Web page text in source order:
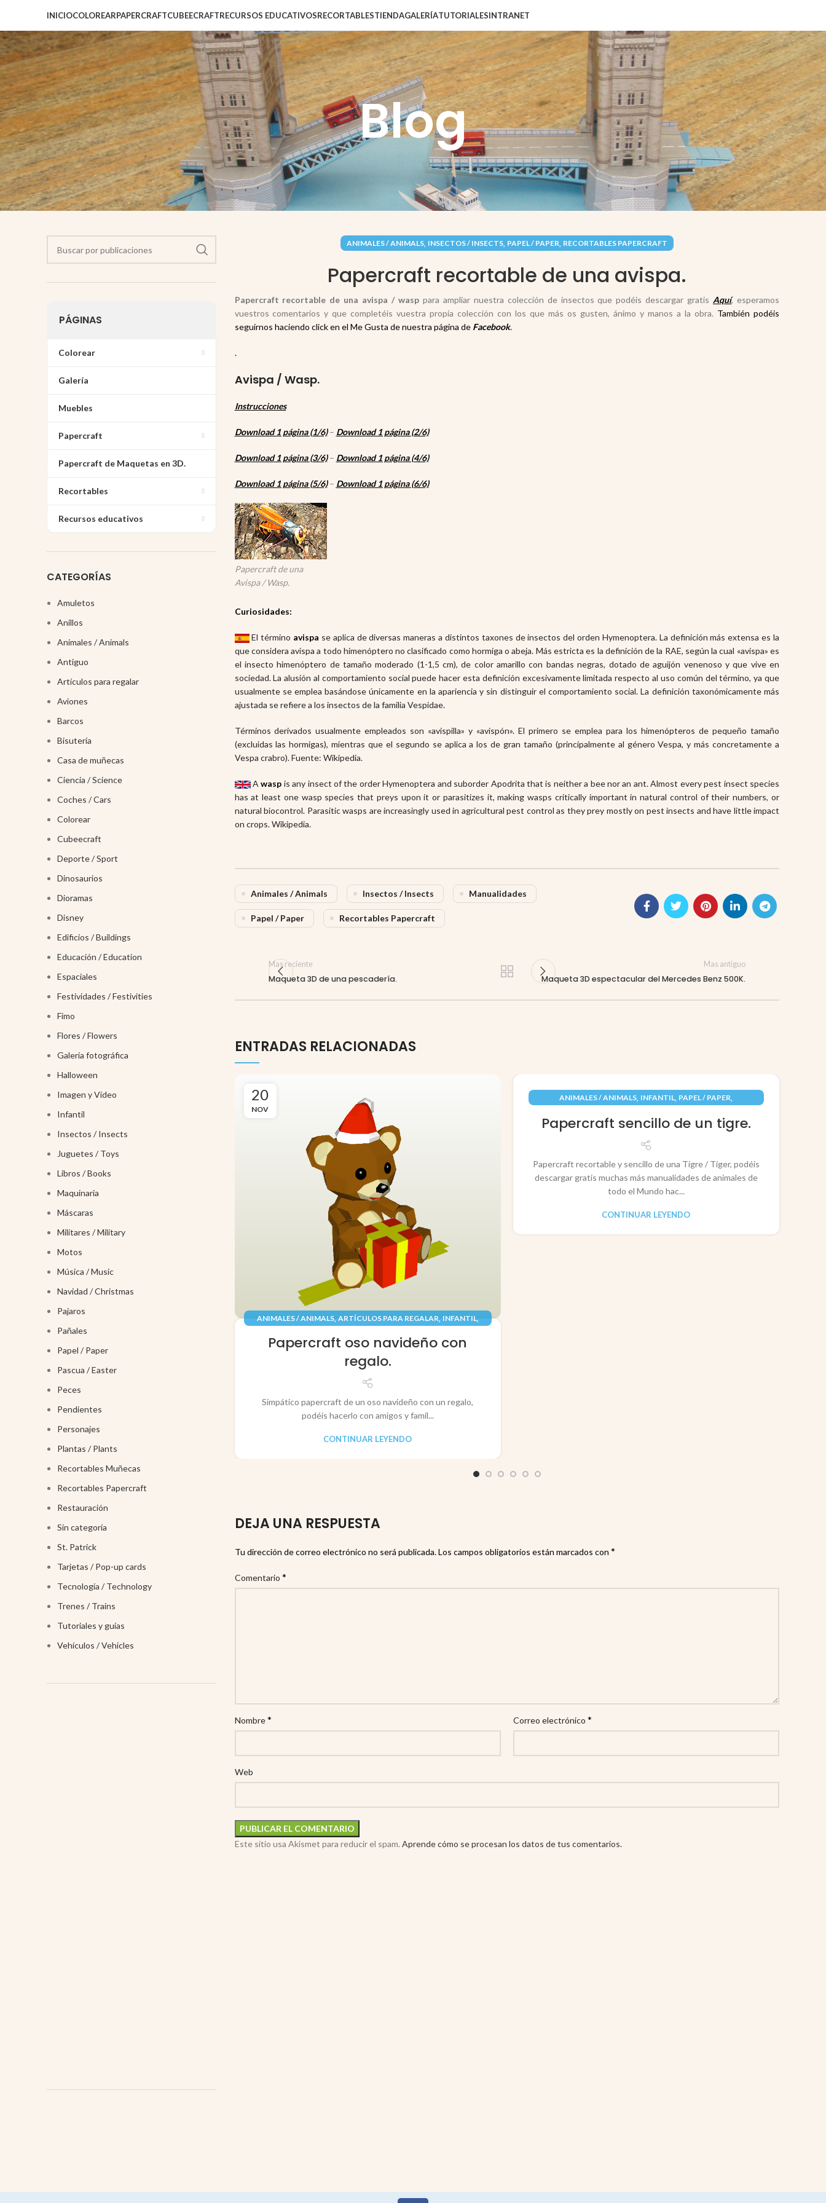
INICIOCOLOREARPAPERCRAFTCUBEECRAFTRECURSOS EDUCATIVOSRECORTABLESTIENDAGALERÍATUTORIALESINTRANET
Blog
ANIMALES / ANIMALS, INSECTOS / INSECTS, PAPEL / PAPER, RECORTABLES PAPERCRAFT
Papercraft recortable de una avispa.
Papercraft recortable de una avispa / wasp para ampliar nuestra colección de insectos que podéis descargar gratis Aquí, esperamos
vuestros comentarios y que completéis vuestra propia colección con los que más os gusten, ánimo y manos a la obra. También podéis
seguirnos haciendo click en el Me Gusta de nuestra página de Facebook.
.
Avispa / Wasp.
Instrucciones
Download 1 página (1/6)– Download 1 página (2/6)
Download 1 página (3/6)– Download 1 página (4/6)
Download 1 página (5/6)– Download 1 página (6/6)
Papercraft de una
Avispa / Wasp.
Curiosidades:
El término avispa se aplica de diversas maneras a distintos taxones de insectos del orden Hymenoptera. La definición más extensa es la
que considera avispa a todo himenóptero no clasificado como hormiga o abeja. Más estricta es la definición de la RAE, según la cual «avispa» es
el insecto himenóptero de tamaño moderado (1-1,5 cm), de color amarillo con bandas negras, dotado de aguijón venenoso y que vive en
sociedad. La alusión al comportamiento social puede hacer esta definición excesivamente limitada respecto al uso común del término, ya que
usualmente se emplea basándose únicamente en la apariencia y sin distinguir el comportamiento social. La definición taxonómicamente más
ajustada se refiere a los insectos de la familia Vespidae.
Términos derivados usualmente empleados son «avispilla» y «avispón». El primero se emplea para los himenópteros de pequeño tamaño
(excluidas las hormigas), mientras que el segundo se aplica a los de gran tamaño (principalmente al género Vespa, y más concretamente a
Vespa crabro). Fuente: Wikipedia.
Awasp is any insect of the order Hymenoptera and suborder Apodrita that is neither a bee nor an ant. Almost every pest insect species
has at least one wasp species that preys upon it or parasitizes it, making wasps critically important in natural control of their numbers, or
natural biocontrol. Parasitic wasps are increasingly used in agricultural pest control as they prey mostly on pest insects and have little impact
on crops. Wikipedia.
Animales / Animals Insectos / Insects Manualidades
Papel / Paper Recortables Papercraft
Mas reciente
Maqueta 3D de una pescadería.
Mas antiguo
Maqueta 3D espectacular del Mercedes Benz 500K.
ENTRADAS RELACIONADAS
20
NOV
ANIMALES / ANIMALS, ARTÍCULOS PARA REGALAR, INFANTIL,
Papercraft oso navideño con
regalo.
Simpático papercraft de un oso navideño con un regalo,
podéis hacerlo con amigos y famil...
CONTINUAR LEYENDO
ANIMALES / ANIMALS, INFANTIL, PAPEL / PAPER,
Papercraft sencillo de un tigre.
Papercraft recortable y sencillo de una Tigre / Tiger, podéis
descargar gratis muchas más manualidades de animales de
todo el Mundo hac...
CONTINUAR LEYENDO
DEJA UNA RESPUESTA
Tu dirección de correo electrónico no será publicada. Los campos obligatorios están marcados con *
Comentario *
Nombre* Correo electrónico *
Web
Este sitio usa Akismet para reducir el spam. Aprende cómo se procesan los datos de tus comentarios.
PÁGINAS
Colorear
Galería
Muebles
Papercraft
Papercraft de Maquetas en 3D.
Recortables
Recursos educativos
CATEGORÍAS
Amuletos
Anillos
Animales / Animals
Antiguo
Artículos para regalar
Aviones
Barcos
Bisutería
Casa de muñecas
Ciencia / Science
Coches / Cars
Colorear
Cubeecraft
Deporte / Sport
Dinosaurios
Dioramas
Disney
Edificios / Buildings
Educación / Education
Espaciales
Festividades / Festivities
Fimo
Flores / Flowers
Galería fotográfica
Halloween
Imagen y Video
Infantil
Insectos / Insects
Juguetes / Toys
Libros / Books
Maquinaria
Máscaras
Militares / Military
Motos
Música / Music
Navidad / Christmas
Pajaros
Pañales
Papel / Paper
Pascua / Easter
Peces
Pendientes
Personajes
Plantas / Plants
Recortables Muñecas
Recortables Papercraft
Restauración
Sin categoría
St. Patrick
Tarjetas / Pop-up cards
Tecnología / Technology
Trenes / Trains
Tutoriales y guías
Vehículos / Vehicles